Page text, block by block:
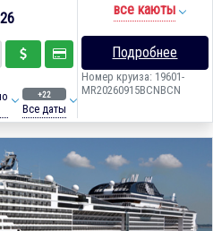
+22
Все даты
все каюты
Подробнее
Номер круиза: 19601-
MR20260915BCNBCN